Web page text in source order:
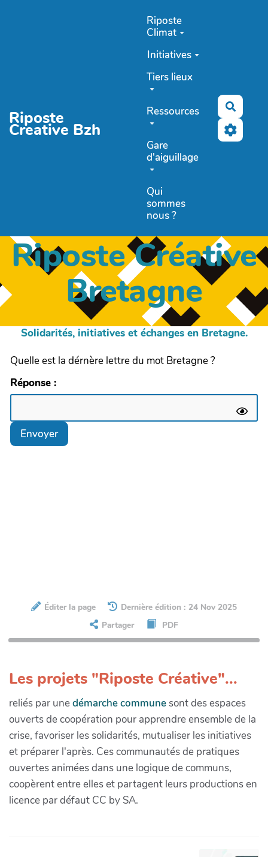
Riposte
Creative Bzh
Riposte
Climat
Initiatives
Tiers lieux
Ressources
Gare
d'aiguillage
Qui
sommes
nous ?
Riposte Créative
Bretagne
Solidarités, initiatives et échanges en Bretagne.
Quelle est la dérnère lettre du mot Bretagne ?
Réponse :
Envoyer
Éditer la page
Dernière édition : 24 Nov 2025
Partager
PDF